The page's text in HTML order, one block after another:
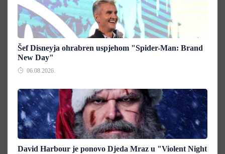
Šef Disneyja ohrabren uspjehom "Spider-Man: Brand
New Day"
06.08.2026.
David Harbour je ponovo Djeda Mraz u "Violent Night